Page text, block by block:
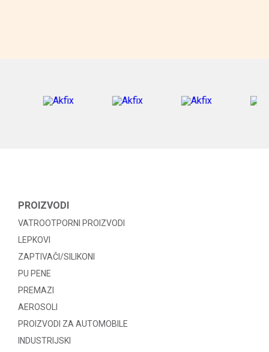
PROIZVODI
VATROOTPORNI PROIZVODI
LEPKOVI
ZAPTIVAČI/SILIKONI
PU PENE
PREMAZI
AEROSOLI
PROIZVODI ZA AUTOMOBILE
INDUSTRIJSKI